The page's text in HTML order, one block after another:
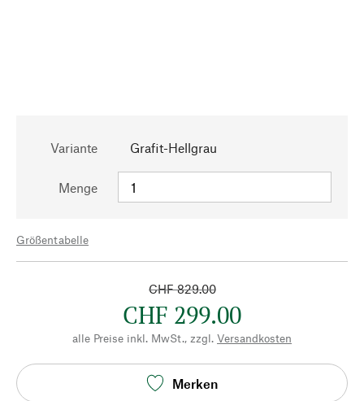
Variante Grafit-Hellgrau
Menge
Größentabelle
CHF 829.00
CHF 299.00
alle Preise inkl. MwSt., zzgl. Versandkosten
Merken